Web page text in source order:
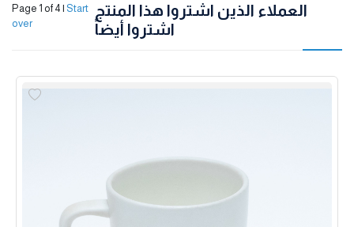
العملاء الذين اشتروا هذا المنتج
اشتروا أيضاً
Page 1 of 4 | Start
over